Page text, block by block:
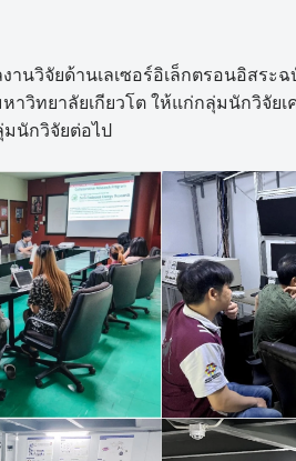
งานวิจัยด้านเลเซอร์อิเล็กตรอนอิสระ
าวิทยาลัยเกียวโต ให้แก่กลุ่มนักวิจัยเ
มนักวิจัยต่อไป